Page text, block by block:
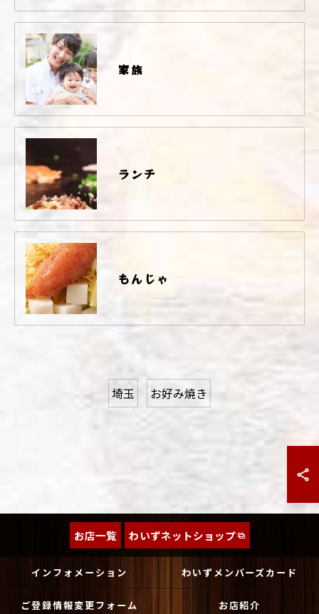
家族
ランチ
もんじゃ
埼玉 お好み焼き
お店一覧 わいずネットショップ
インフォメーション わいずメンバーズカード
ご登録情報変更フォーム お店紹介